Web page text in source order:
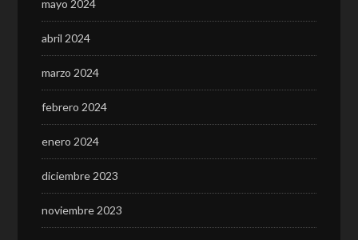
mayo 2024
abril 2024
marzo 2024
febrero 2024
enero 2024
diciembre 2023
noviembre 2023